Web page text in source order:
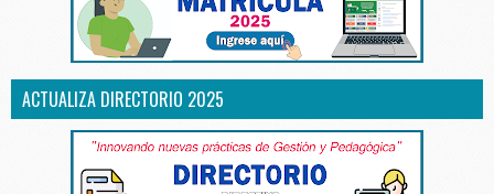
ACTUALIZA DIRECTORIO 2025